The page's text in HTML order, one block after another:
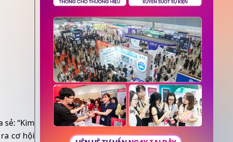
sẻ: “Kim
cơ hội